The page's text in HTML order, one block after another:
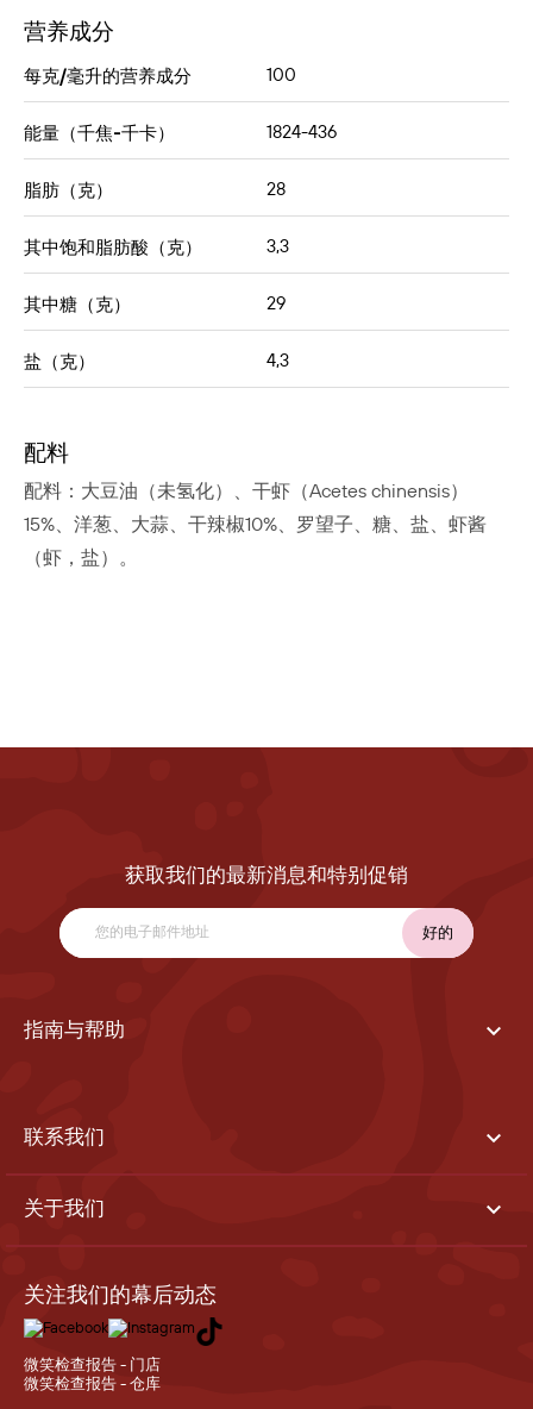
营养成分
每克/毫升的营养成分 100
能量（千焦-千卡） 1824-436
脂肪（克） 28
其中饱和脂肪酸（克） 3,3
其中糖（克） 29
盐（克） 4,3
配料
配料：大豆油（未氢化）、干虾（Acetes chinensis）
15%、洋葱、大蒜、干辣椒10%、罗望子、糖、盐、虾酱
（虾，盐）。
获取我们的最新消息和特别促销
指南与帮助 
联系我们 
关于我们 
关注我们的幕后动态
微笑检查报告 - 门店
微笑检查报告 - 仓库